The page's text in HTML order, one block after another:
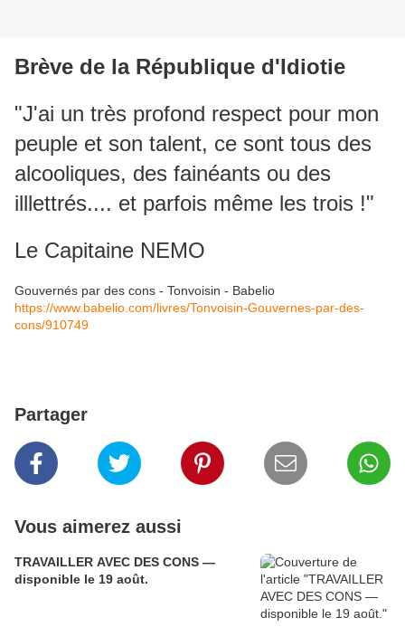
Brève de la République d'Idiotie
"J'ai un très profond respect pour mon
peuple et son talent, ce sont tous des
alcooliques, des fainéants ou des
illlettrés.... et parfois même les trois !"
Le Capitaine NEMO
Gouvernés par des cons - Tonvoisin - Babelio
https://www.babelio.com/livres/Tonvoisin-Gouvernes-par-des-
cons/910749
Partager
Vous aimerez aussi
TRAVAILLER AVEC DES CONS —
disponible le 19 août.